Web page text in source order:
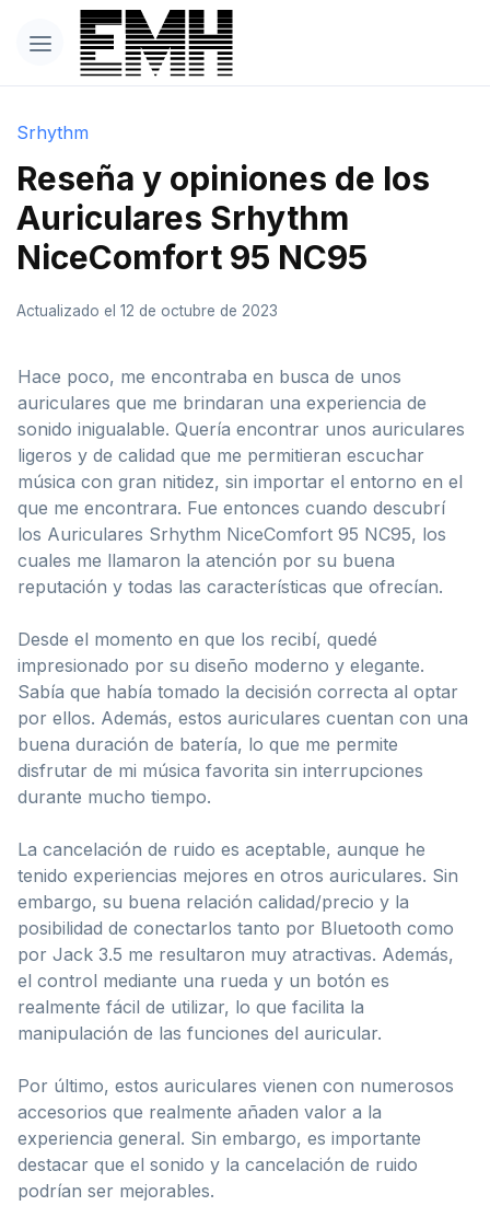
Srhythm
Reseña y opiniones de los
Auriculares Srhythm
NiceComfort 95 NC95
Actualizado el 12 de octubre de 2023
Hace poco, me encontraba en busca de unos
auriculares que me brindaran una experiencia de
sonido inigualable. Quería encontrar unos auriculares
ligeros y de calidad que me permitieran escuchar
música con gran nitidez, sin importar el entorno en el
que me encontrara. Fue entonces cuando descubrí
los Auriculares Srhythm NiceComfort 95 NC95, los
cuales me llamaron la atención por su buena
reputación y todas las características que ofrecían.
Desde el momento en que los recibí, quedé
impresionado por su diseño moderno y elegante.
Sabía que había tomado la decisión correcta al optar
por ellos. Además, estos auriculares cuentan con una
buena duración de batería, lo que me permite
disfrutar de mi música favorita sin interrupciones
durante mucho tiempo.
La cancelación de ruido es aceptable, aunque he
tenido experiencias mejores en otros auriculares. Sin
embargo, su buena relación calidad/precio y la
posibilidad de conectarlos tanto por Bluetooth como
por Jack 3.5 me resultaron muy atractivas. Además,
el control mediante una rueda y un botón es
realmente fácil de utilizar, lo que facilita la
manipulación de las funciones del auricular.
Por último, estos auriculares vienen con numerosos
accesorios que realmente añaden valor a la
experiencia general. Sin embargo, es importante
destacar que el sonido y la cancelación de ruido
podrían ser mejorables.